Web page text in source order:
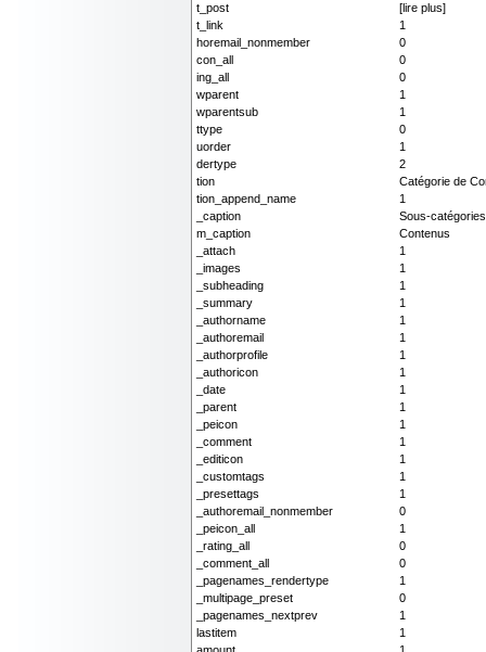
t_post
[lire plus]
t_link
1
horemail_nonmember
0
con_all
0
ing_all
0
wparent
1
wparentsub
1
ttype
0
uorder
1
dertype
2
tion
Catégorie de
tion_append_name
1
_caption
Sous-
m_caption
Contenus
_attach
1
_images
1
_subheading
1
_summary
1
_authorname
1
_authoremail
1
_authorprofile
1
_authoricon
1
_date
1
_parent
1
_peicon
1
_comment
1
_editicon
1
_customtags
1
_presettags
1
_authoremail_nonmember
0
_peicon_all
1
_rating_all
0
_comment_all
0
_pagenames_rendertype
1
_multipage_preset
0
_pagenames_nextprev
1
lastitem
1